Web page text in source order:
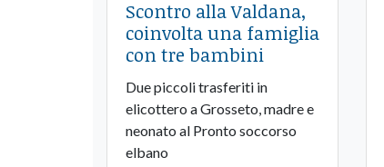
Scontro alla Valdana,
coinvolta una famiglia
con tre bambini
Due piccoli trasferiti in
elicottero a Grosseto, madre e
neonato al Pronto soccorso
elbano